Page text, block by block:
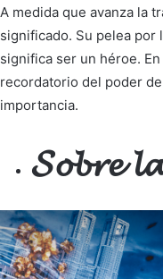
A medida que avanza la
significado. Su pelea por
significa ser un héroe.
recordatorio del poder
importancia.
𝓢𝓸𝓫𝓻𝓮